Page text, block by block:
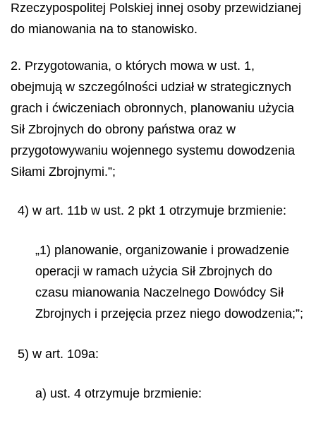
Rzeczypospolitej Polskiej innej osoby przewidzianej
do mianowania na to stanowisko.
2. Przygotowania, o których mowa w ust. 1,
obejmują w szczególności udział w strategicznych
grach i ćwiczeniach obronnych, planowaniu użycia
Sił Zbrojnych do obrony państwa oraz w
przygotowywaniu wojennego systemu dowodzenia
Siłami Zbrojnymi.”;
4) w art. 11b w ust. 2 pkt 1 otrzymuje brzmienie:
„1) planowanie, organizowanie i prowadzenie
operacji w ramach użycia Sił Zbrojnych do
czasu mianowania Naczelnego Dowódcy Sił
Zbrojnych i przejęcia przez niego dowodzenia;”;
5) w art. 109a:
a) ust. 4 otrzymuje brzmienie: